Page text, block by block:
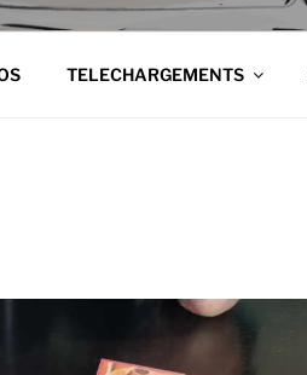
TELECHARGEMENTS